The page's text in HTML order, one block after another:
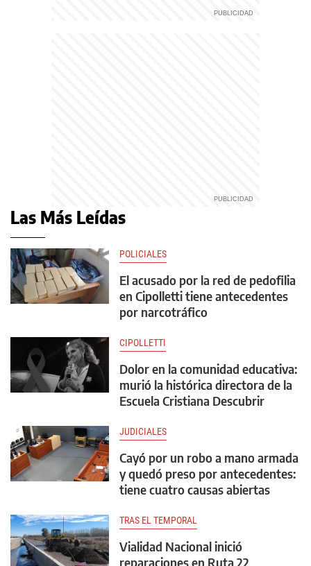
Las Más Leídas
POLICIALES
El acusado por la red de pedofilia
en Cipolletti tiene antecedentes
por narcotráfico
CIPOLLETTI
Dolor en la comunidad educativa:
murió la histórica directora de la
Escuela Cristiana Descubrir
JUDICIALES
Cayó por un robo a mano armada
y quedó preso por antecedentes:
tiene cuatro causas abiertas
TRAS EL TEMPORAL
Vialidad Nacional inició
reparaciones en Ruta 22